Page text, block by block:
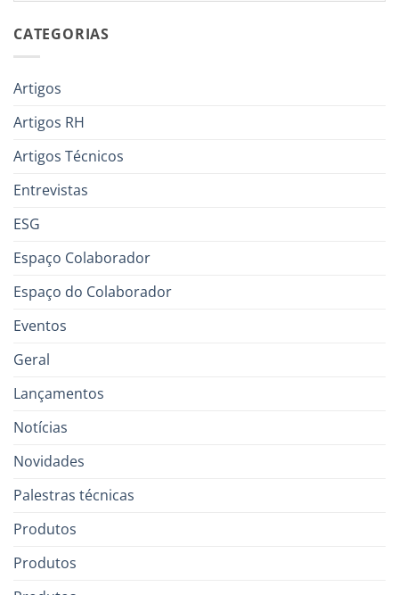
CATEGORIAS
Artigos
Artigos RH
Artigos Técnicos
Entrevistas
ESG
Espaço Colaborador
Espaço do Colaborador
Eventos
Geral
Lançamentos
Notícias
Novidades
Palestras técnicas
Produtos
Produtos